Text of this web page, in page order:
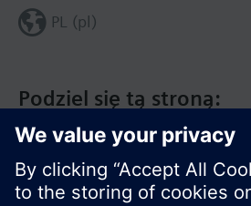
Podziel się tą stroną:
PL (pl)